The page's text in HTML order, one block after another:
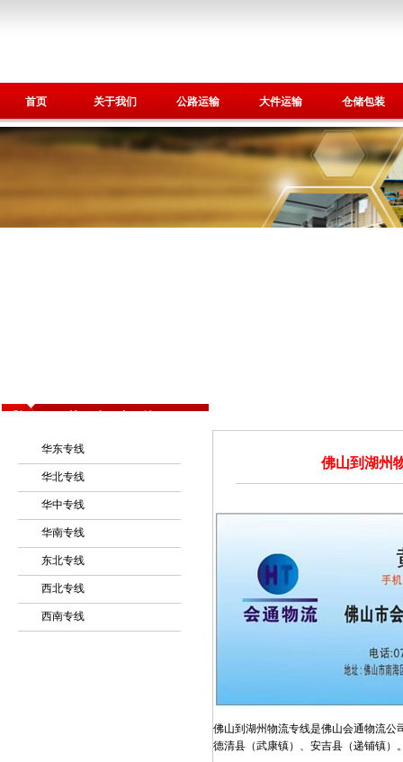
首页 关于我们 公路运输 大件运输 仓储包装
华东专线
华北专线
华中专线
华南专线
东北专线
西北专线
西南专线
佛山到湖州
佛山到湖州物流专线是佛山会通物流公
德清县（武康镇）、安吉县（递铺镇）